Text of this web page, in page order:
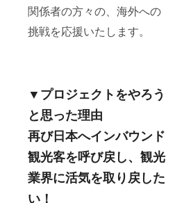
関係者の方々の、海外への
挑戦を応援いたします。
▼プロジェクトをやろう
と思った理由
再び日本へインバウンド
観光客を呼び戻し、観光
業界に活気を取り戻した
い！